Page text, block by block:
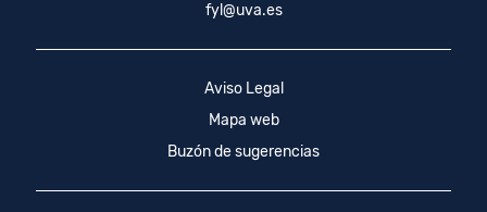
fyl@uva.es
Aviso Legal
Mapa web
Buzón de sugerencias